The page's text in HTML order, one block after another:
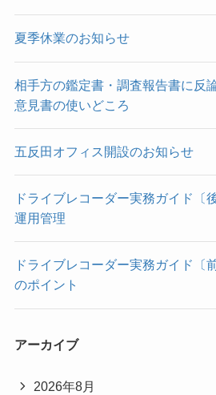
夏季休業のお知らせ
相手方の鑑定書・調査報告書に反
意見書の使いどころ
五反田オフィス開設のお知らせ
ドライブレコーダー実務ガイド〔
運用管理
ドライブレコーダー実務ガイド〔
のポイント
アーカイブ
2026年8月